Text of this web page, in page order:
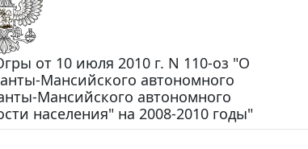
от 10 июля 2010 г. N 110-оз "О
Мансийского автономного
Мансийского автономного
населения" на 2008-2010 годы"